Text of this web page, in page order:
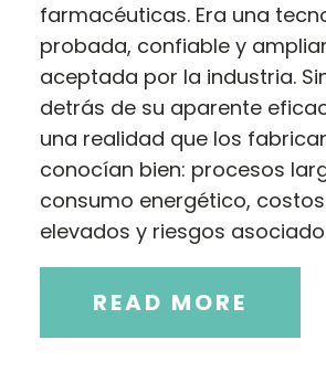
farmacéuticas. Era una
probada, confiable y
aceptada por la industria.
detrás de su aparente
una realidad que los
conocían bien: procesos
consumo energético,
elevados y riesgos
READ MORE